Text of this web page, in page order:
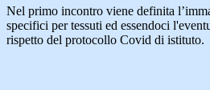
Nel primo incontro viene definita
specifici per tessuti ed essendoci
rispetto del protocollo Covid di istituto.